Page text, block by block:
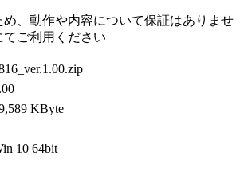
、動作や内容について保証はありませ
ご利用ください
KByte
10 64bit